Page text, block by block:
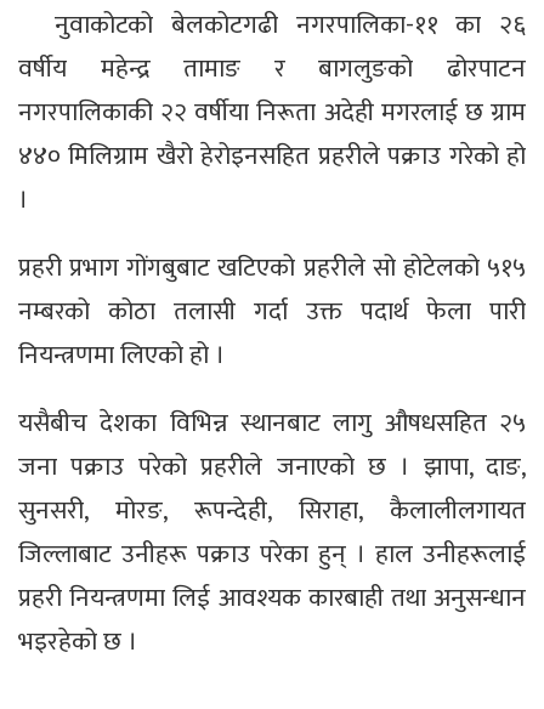
नुवाकोटको बेलकोटगढी नगरपालिका-११ का २६
वर्षीय महेन्द्र तामाङ र बागलुङको ढोरपाटन
नगरपालिकाकी २२ वर्षीया निरूता अदेही मगरलाई छ ग्राम
४४० मिलिग्राम खैरो हेरोइनसहित प्रहरीले पक्राउ गरेको हो
।
प्रहरी प्रभाग गोंगबुबाट खटिएको प्रहरीले सो होटेलको ५१५
नम्बरको कोठा तलासी गर्दा उक्त पदार्थ फेला पारी
नियन्त्रणमा लिएको हो ।
यसैबीच देशका विभिन्न स्थानबाट लागु औषधसहित २५
जना पक्राउ परेको प्रहरीले जनाएको छ । झापा, दाङ,
सुनसरी, मोरङ, रूपन्देही, सिराहा, कैलालीलगायत
जिल्लाबाट उनीहरू पक्राउ परेका हुन् । हाल उनीहरूलाई
प्रहरी नियन्त्रणमा लिई आवश्यक कारबाही तथा अनुसन्धान
भइरहेको छ ।